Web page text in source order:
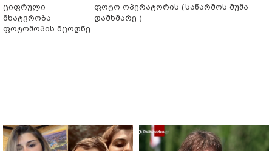
ციფრული
მხატვრობა
ფოტოშოპის მცოდნე
ფოტო ოპერატორის (
დამხმარე )
საწარმოს მუშა